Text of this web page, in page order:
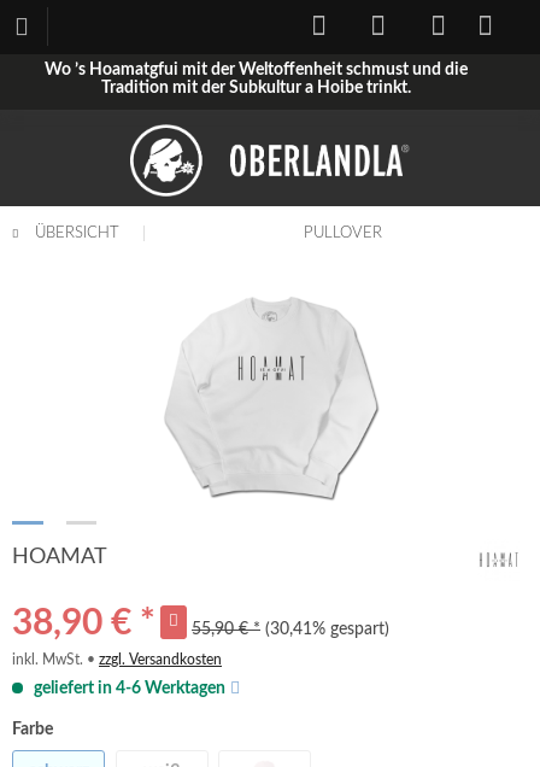
Wo ’s Hoamatgfui mit der Weltoffenheit schmust und die
Tradition mit der Subkultur a Hoibe trinkt.
ÜBERSICHT PULLOVER
HOAMAT
38,90 € * 55,90 € * (30,41% gespart)
inkl. MwSt. • zzgl. Versandkosten
geliefert in 4-6 Werktagen
Farbe